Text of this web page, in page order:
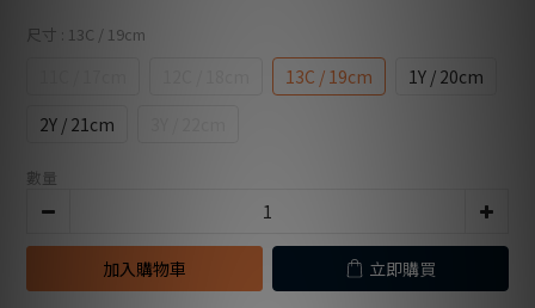
尺寸 : 13C / 19cm
13C / 19cm
1Y / 20cm
2Y / 21cm
數量
加入購物車 立即購買